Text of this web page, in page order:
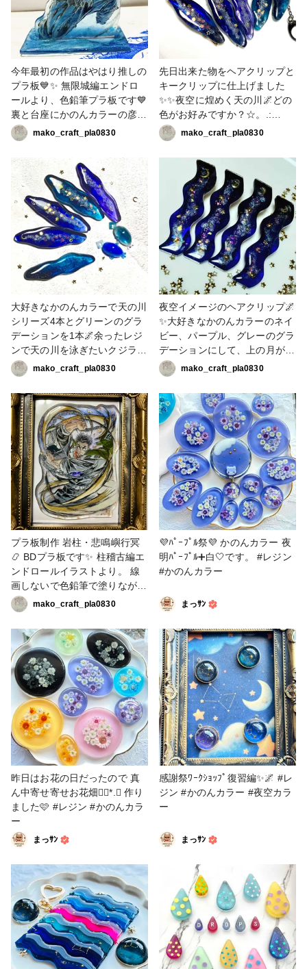
ンクを少し混ぜ、ドライフラワ
ーで可愛く仕上げました😊模様
のゴールドはラメパウダーの金
と銀を混ぜスッキリした輝きに
✨福袋の資材を満喫しておりま
す🤭💕ラメは液体もパウダーも
沢山使って行きますよ〜❣️
#croccha福袋2026 #Bレジンコ
ース #投稿プレゼントキャンペ
ーン2026 #販売中 #かのんカラ
せて混ぜ混ぜ🌀🌀液体なので1
回目は硬化不良を起こし、クリ
アレジンで仕上げました❣️ 月影
グリーンは暗めなので液体ラメ
のオーロラで華やかな実弥カラ
ーと玄弥カラーになりました😊
✨✨ 玄弥happybirthday🎉🎂🎉
#croccha福袋2026 #Cクラフト
コース #投稿プレゼントキャン
ペーン2026 #かのんカラー #液
今年最初の作品はやはり推しの
プラ板💙✨ 無限城編エンドロ
ールより、色鉛筆プラ板です💙
裏と台座にかのんカラーの彦星
ブルーと星屑ネイビーを使い、
福袋の液体ラメのクリアブルー
混ぜて更に煌めきを足しました
✨✨✨台座のアクセントはラメ
パウダーのブルーで模様を描い
て着色レジンで仕上げてます。
液体ラメ、とても使いやすくて
ラメパウダーなどを多用する私
にはピッタリです🥰これからも
どんどん使わせていただきま
す❣️ #croccha福袋2026 #Cクラ
フトコース #投稿プレゼントキ
ャンペーン2026 #液体ラメ #か
のんカラー
mako_craft_pla0830
先日出来た物をヘアクリップと
キークリップに仕上げました
✨✨夜空に煌めく天の川🌌どの
色がお好みですか？☆。.:
＊・゜キークリップは月影グリ
ーンのグラデーションのみです
☺️ #C宇宙作品コース #投稿プ
レゼントキャンペーン2025 #
かのんカラー
mako_craft_pla0830
大好きなかのんカラーで天の川
シリーズ4本とグリーンのグラ
デーションを1本🌌余ったレジ
ンで天の川を泳ぎたいクジラち
ゃん🐳を作りました☺️✨ ヘア
クリップとキークリップに仕上
げる予定(* 'ᵕ' )☆ クジラちゃん
🐳はキーホルダーかチャームに
しようかな🤔✨ #C宇宙作品コ
ース #投稿プレゼントキャンペ
ーン2025 #かのんカラー #ヘア
アクセサリー #キーホルダー
mako_craft_pla0830
夜空イメージのヘアクリップ🌌
✨大好きなかのんカラーのネイ
ビー、パープル、グレーのグラ
デーションにして、上の月があ
る所は黒を入れてます✨まだま
だ暑いけど少しずつ秋の気配も
して来ました🍁🍂明日は皆既月
食があるそうですね🌚🌝 神秘
的な天体ショーが見られるかな
レゼントキャンペーン2025 #
かのんカラー #ヘアアクセサリ
ー
mako_craft_pla0830
プラ板制作 岩柱・悲鳴嶼行冥
📿 BDプラ板です✨ 柱稽古編エ
ンドロールイラストより。 線
画しないで色鉛筆で塗りながら
黒の色鉛筆で線を入れていくス
タイル。このシリーズも行冥さ
んで完結！無惨と対峙交戦して
いる姿ですね🔥 背景にかのん
カラーのグレー、パープル、ネ
イビーの3色のグラデーション
で流し、闇の中火の粉が舞うイ
メージで作ってみました✨ B5
サイズギリギリの大きめプラ
板、最強の柱の迫力が出せたか
な🤔行冥さんお誕生日おめでと
うございます❣️🎉🎂🎉 #プラ板
#鬼滅の刃 #色鉛筆プラ板 #悲
鳴嶼行冥 #かのんカラー
mako_craft_pla0830
💜ﾊﾟｰﾌﾟﾙ祭💜 かのんカラー 夜
明ﾊﾟｰﾌﾟﾙ➕白‎🤍です。 #レジン
#かのんカラー
まっｻﾝ
昨日はお花の日だったので 真
ん中寄せ寄せお花畑❁⃘*.ﾟ 作り
ました🩷 #レジン #かのんカラ
ー
まっｻﾝ
感謝祭ﾜｰｸｼｮｯﾌﾟ復習編✨️🌌 #レ
ジン #かのんカラー #夜空カラ
ー
まっｻﾝ